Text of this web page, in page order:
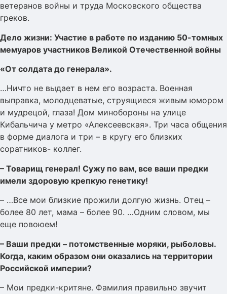
ветеранов войны и труда Московского общества
греков.
Дело жизни: Участие в работе по изданию 50-томных
мемуаров участников Великой Отечественной войны
«От солдата до генерала».
…Ничто не выдает в нем его возраста. Военная
выправка, молодцеватые, струящиеся живым юмором
и мудрецой, глаза! Дом минобороны на улице
Кибальчича у метро «Алексеевская». Три часа общения
в форме диалога и три – в кругу его близких
соратников- коллег.
– Товарищ генерал! Сужу по вам, все ваши предки
имели здоровую крепкую генетику!
– …Все мои близкие прожили долгую жизнь. Отец –
более 80 лет, мама – более 90. …Одним словом, мы
еще повоюем!
– Ваши предки – потомственные моряки, рыболовы.
Когда, каким образом они оказались на территории
Российской империи?
– Мои предки-критяне. Фамилия правильно звучит